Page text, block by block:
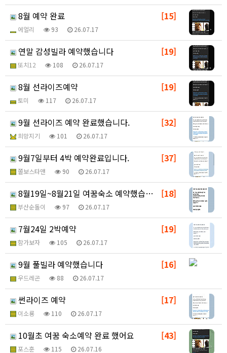
[15]
8월 예약 완료
에얼리 93 26.07.17
[19]
연말 감성빌라 예약했습니다
또치12 108 26.07.17
[19]
8월 선라이즈예약
토미 117 26.07.17
[32]
9월 선라이즈 예약 완료했습니다.
희망지기 101 26.07.17
[37]
9월7일부터 4박 예약완료입니다.
쫄보스타맨 90 26.07.17
[18]
8월19일~8월21일 여꿈숙소 예약했습니다
부산순돌이 97 26.07.17
[19]
7월24일 2박예약
함가보자 105 26.07.17
[16]
9월 풀빌라 예약했습니다
우드레곤 88 26.07.17
[17]
썬라이즈 예약
이소룡 110 26.07.17
[43]
10월초 여꿈 숙소예약 완료 했어요
포스훈 115 26.07.16